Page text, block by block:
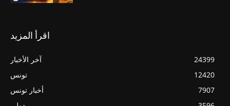
اقرأ المزيد
آخر الأخبار
24399
تونس
12420
أخبار تونس
7907